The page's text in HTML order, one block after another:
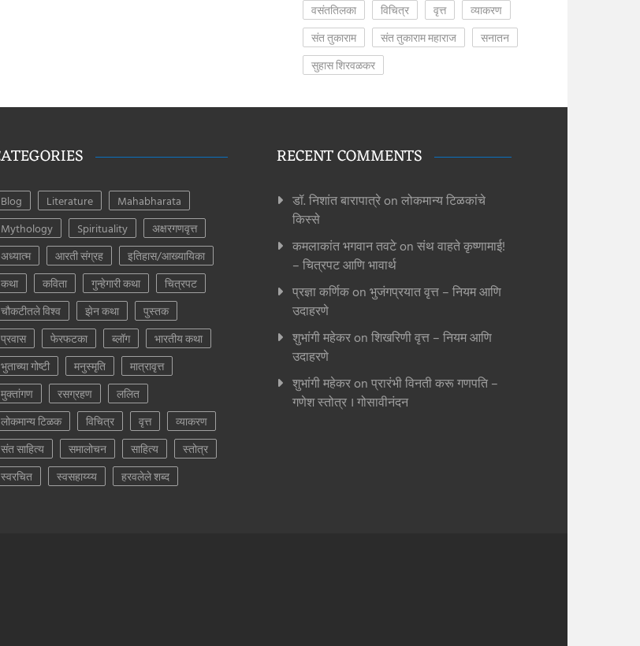
वसंततिलका
विचित्र वृत्त
व्याकरण
संत तुकाराम
संत तुकाराम महाराज
सनातन
सुहास शिरवळकर
Blog Literature
Mahabharata
Mythology
Spirituality
अक्षरगणवृत्त
अध्यात्म
आरती संग्रह
इतिहास/आख्यायिका
कथा
कविता गुन्हेगारी कथा
चित्रपट
चौकटीतले विश्व
झेन कथा
पुस्तक
प्रवास
फेरफटका ब्लॉग
भारतीय कथा
भुताच्या गोष्टी
मनुस्मृति
मात्रावृत्त
मुक्तांगण
रसग्रहण
ललित
लोकमान्य टिळक
विचित्र वृत्त
व्याकरण
संत साहित्य
समालोचन साहित्य
स्तोत्र
स्वरचित
स्वसहाय्य्य हरवलेले शब्द
RECENT COMMENTS
डॉ. निशांत बारापात्रेon लोकमान्य टिळकांचे
किस्से
कमलाकांत भगवान तवटेon संथ वाहते कृष्णामाई!
– चित्रपट आणि भावार्थ
प्रज्ञा कर्णिकon भुजंगप्रयात वृत्त – नियम आणि
उदाहरणे
शुभांगी महेकरon शिखरिणी वृत्त – नियम आणि
उदाहरणे
शुभांगी महेकरon प्रारंभी विनती करू गणपति –
गणेश स्तोत्र । गोसावीनंदन